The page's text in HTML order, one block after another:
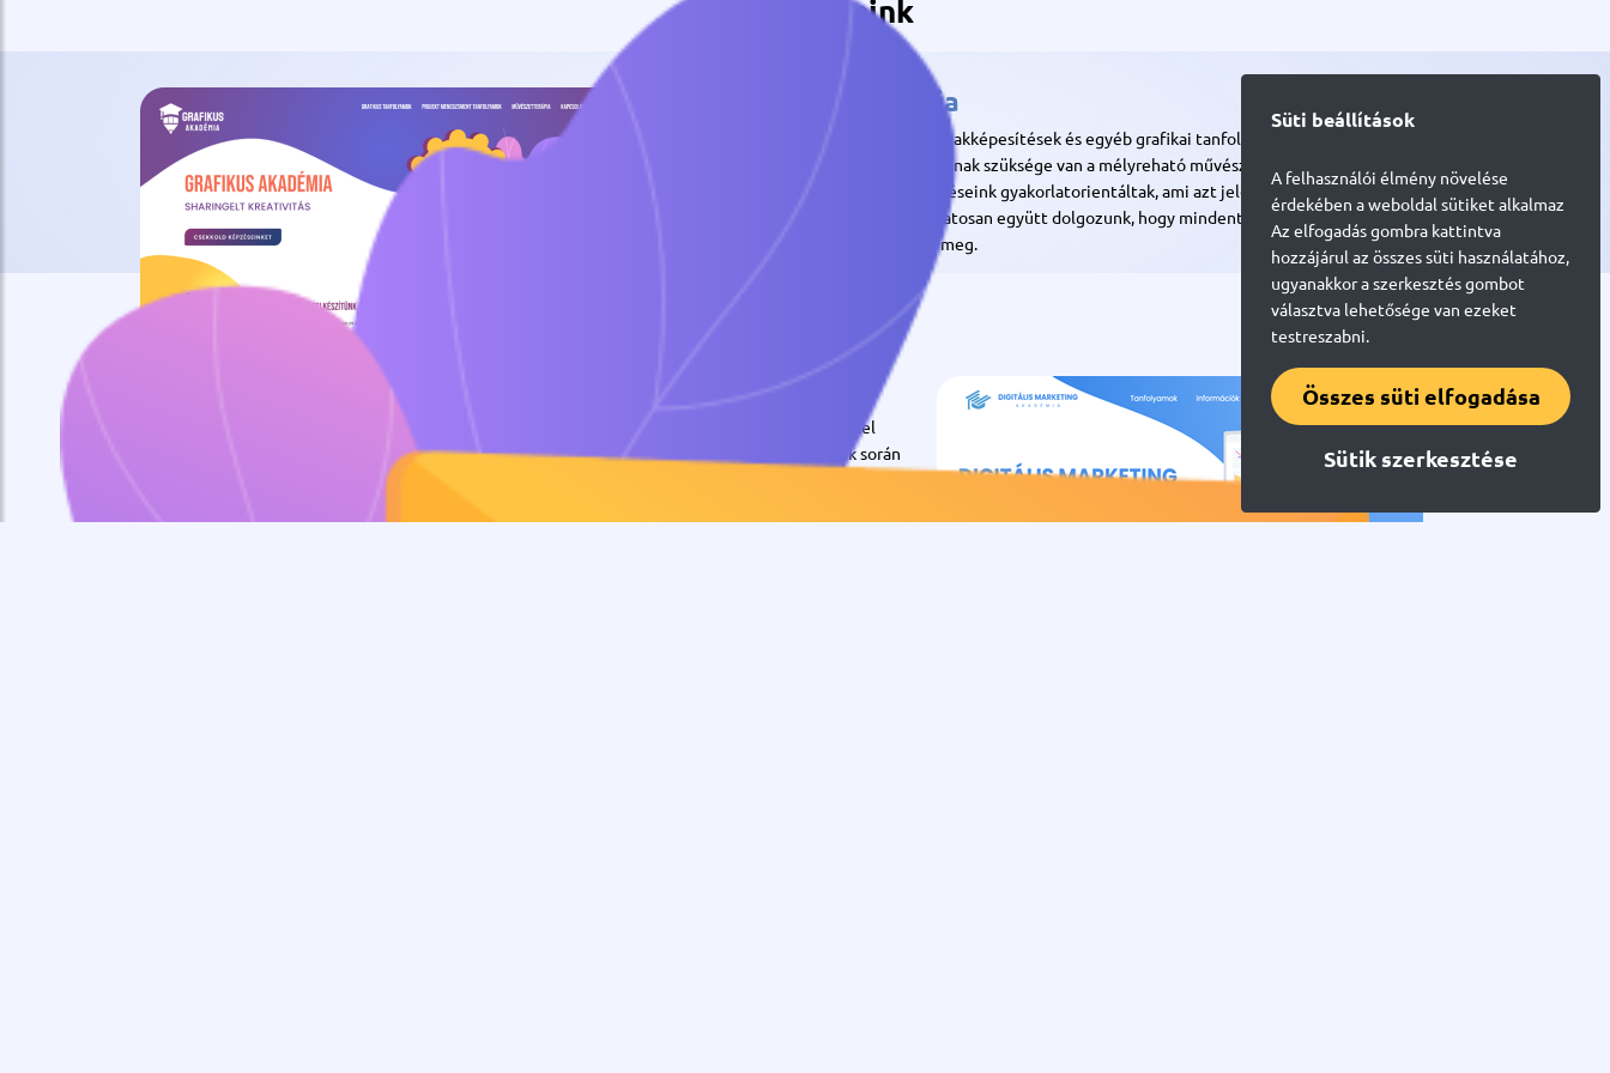
Intézményeink
Grafikus Akadémia
A Grafikus Akadémia a grafikai szakképesítések és egyéb grafikai tanfolyamok specialistája. Mi
hiszünk abban, hogy a jó grafikusnak szüksége van a mélyreható művészeti ismeretekre és megfelelő
szakmai felkészültségre. A képzéseink gyakorlatorientáltak, ami azt jelenti, hogy az élő-online
oktatás során leginkább folyamatosan együtt dolgozunk, hogy mindent ki tudjatok próbálni és
tapasztalás alapján ismerjetek meg.
Digitális Marketing Akadémia
A Digitális Marketing Akadémiát azért alapítottuk, hogy piacképes online marketing ismeretekkel
rendelkező hallgatókat indítsunk útnak a digitális marketing szakmába. Eddigi oktatói munkánk során
több száz végzett hallgatóval büszkélkedhetünk.
Weboldal
Süti beállítások
A felhasználói élmény növelése
érdekében a weboldal sütiket alkalmaz
Az elfogadás gombra kattintva
hozzájárul az összes süti használatához,
ugyanakkor a szerkesztés gombot
választva lehetősége van ezeket
testreszabni.
Összes süti elfogadása
Sütik szerkesztése